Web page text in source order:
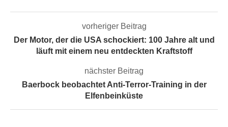
vorheriger Beitrag
Der Motor, der die USA schockiert: 100 Jahre alt und
läuft mit einem neu entdeckten Kraftstoff
nächster Beitrag
Baerbock beobachtet Anti-Terror-Training in der
Elfenbeinküste